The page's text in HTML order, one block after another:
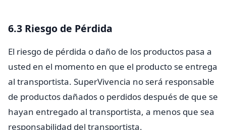
6.3 Riesgo de Pérdida
El riesgo de pérdida o daño de los productos pasa a
usted en el momento en que el producto se entrega
al transportista. SuperVivencia no será responsable
de productos dañados o perdidos después de que se
hayan entregado al transportista, a menos que sea
responsabilidad del transportista.